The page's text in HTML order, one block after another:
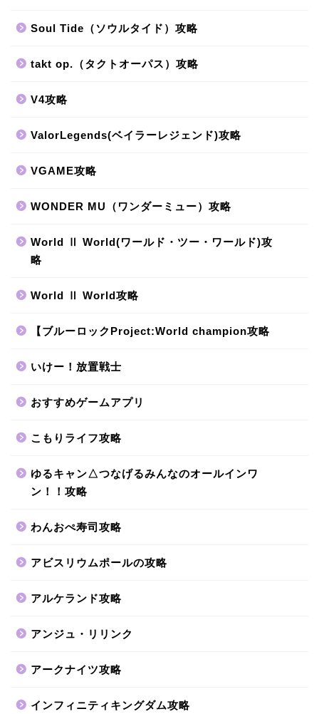
Soul Tide（ソウルタイド）攻略
takt op.（タクトオーパス）攻略
V4攻略
ValorLegends(ベイラーレジェンド)攻略
VGAME攻略
WONDER MU（ワンダーミュー）攻略
World Ⅱ World(ワールド・ツー・ワールド)攻
略
World Ⅱ World攻略
【ブルーロックProject:World champion攻略
いけー！放置戦士
おすすめゲームアプリ
こもりライフ攻略
ゆるキャン△つなげるみんなのオールインワ
ン！！攻略
わんおぺ寿司攻略
アビスリウムポールの攻略
アルケランド攻略
アンジュ・リリンク
アークナイツ攻略
インフィニティキングダム攻略